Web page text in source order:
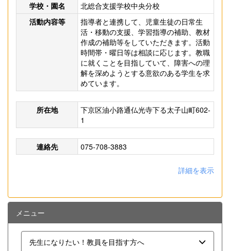
学校・園名
北総合支援学校中央分校
活動内容等
指導者と連携して、児童生徒の日常生
活・移動の支援、学習指導の補助、教材
作成の補助等をしていただきます。活動
時間帯・曜日等は相談に応じます。教職
に就くことを目指していて、障害への理
解を深めようとする意欲のある学生を求
めています。
所在地
下京区油小路通仏光寺下る太子山町602-
1
連絡先 075-708-3883
詳細を表示
メニュー
先生になりたい！教員を目指す方へ